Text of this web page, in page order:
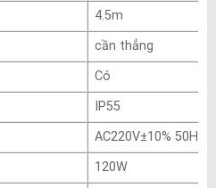
4.5m
cần thẳng
Có
IP55
AC220V±10% 50HZ
120W